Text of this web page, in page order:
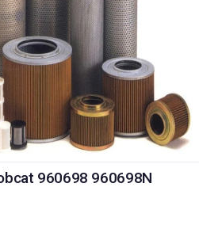
960698 960698N